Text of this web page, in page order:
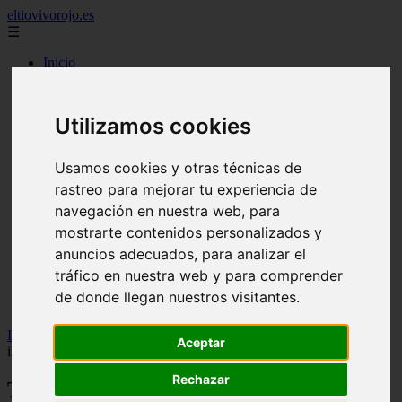
Utilizamos cookies
Usamos cookies y otras técnicas de
rastreo para mejorar tu experiencia de
navegación en nuestra web, para
mostrarte contenidos personalizados y
anuncios adecuados, para analizar el
tráfico en nuestra web y para comprender
de donde llegan nuestros visitantes.
Aceptar
Rechazar
eltiovivorojo.es
☰
Inicio
argentina
comidas
espana
huevos
mariscos
postres
producto
reposteria
venezuela
verduras
Inicio
Tarta de mousse de limón: la receta fácil con 7
ingredientes que necesitas para triunfar en la mesa
Tarta de mousse de limón: la receta fácil